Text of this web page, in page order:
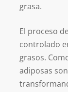
grasa.
El proceso
controlado
grasos.
adiposas